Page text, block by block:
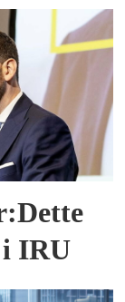
i IRU